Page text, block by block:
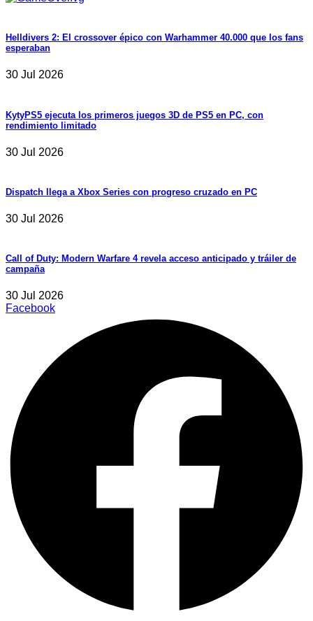
Helldivers 2: El crossover épico con Warhammer 40.000 que los fans
esperaban
30 Jul 2026
KytyPS5 ejecuta los primeros juegos 3D de PS5 en PC, con
rendimiento limitado
30 Jul 2026
Dispatch llega a Xbox Series con progreso cruzado en PC
30 Jul 2026
Call of Duty: Modern Warfare 4 revela acceso anticipado y tráiler de
campaña
30 Jul 2026
Facebook